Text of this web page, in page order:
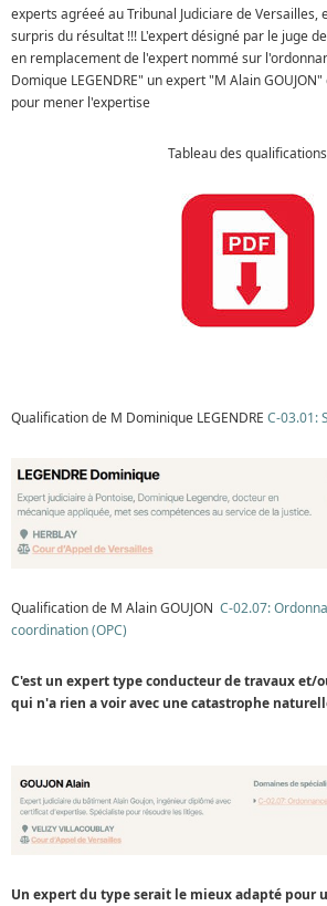
experts agréeé au Tribunal Judiciare de Versailles,
surpris du résultat !!! L'expert désigné par le juge
en remplacement de l'expert nommé sur
Domique LEGENDRE" un expert "M Alain
pour mener l'expertise
Tableau des qualifications
Qualification de M Dominique LEGENDRE C-03.01:
Qualification de M Alain GOUJON C-02.07:
coordination (OPC)
C'est un expert type conducteur de travaux et/
qui n'a rien a voir avec une catastrophe
Un expert du type serait le mieux adapté pour